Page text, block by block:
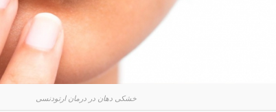
خشکی دهان در درمان ارتودنسی